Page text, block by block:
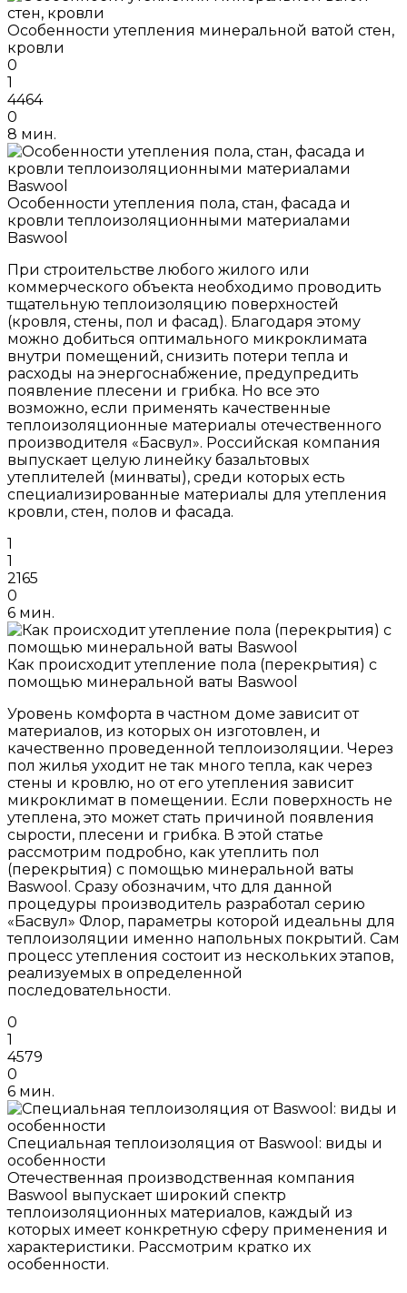
Особенности утепления минеральной ватой стен,
кровли
0
1
4464
0
8 мин.
Особенности утепления пола, стан, фасада и
кровли теплоизоляционными материалами
Baswool
При строительстве любого жилого или
коммерческого объекта необходимо проводить
тщательную теплоизоляцию поверхностей
(кровля, стены, пол и фасад). Благодаря этому
можно добиться оптимального микроклимата
внутри помещений, снизить потери тепла и
расходы на энергоснабжение, предупредить
появление плесени и грибка. Но все это
возможно, если применять качественные
теплоизоляционные материалы отечественного
производителя «Басвул». Российская компания
выпускает целую линейку базальтовых
утеплителей (минваты), среди которых есть
специализированные материалы для утепления
кровли, стен, полов и фасада.
1
1
2165
0
6 мин.
Как происходит утепление пола (перекрытия) с
помощью минеральной ваты Baswool
Уровень комфорта в частном доме зависит от
материалов, из которых он изготовлен, и
качественно проведенной теплоизоляции. Через
пол жилья уходит не так много тепла, как через
стены и кровлю, но от его утепления зависит
микроклимат в помещении. Если поверхность не
утеплена, это может стать причиной появления
сырости, плесени и грибка. В этой статье
рассмотрим подробно, как утеплить пол
(перекрытия) с помощью минеральной ваты
Baswool. Сразу обозначим, что для данной
процедуры производитель разработал серию
«Басвул» Флор, параметры которой идеальны для
теплоизоляции именно напольных покрытий. Сам
процесс утепления состоит из нескольких этапов,
реализуемых в определенной
последовательности.
0
1
4579
0
6 мин.
Специальная теплоизоляция от Baswool: виды и
особенности
Отечественная производственная компания
Baswool выпускает широкий спектр
теплоизоляционных материалов, каждый из
которых имеет конкретную сферу применения и
характеристики. Рассмотрим кратко их
особенности.